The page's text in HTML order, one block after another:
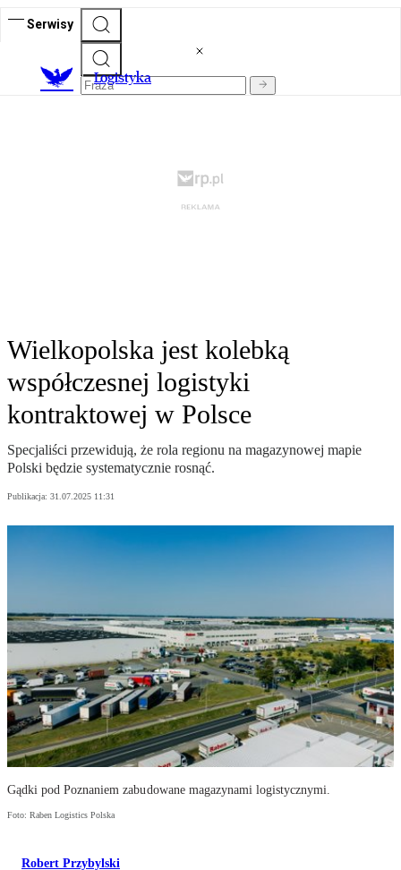
Serwisy
Logistyka
Wielkopolska jest kolebką
współczesnej logistyki
kontraktowej w Polsce
Specjaliści przewidują, że rola regionu na magazynowej mapie
Polski będzie systematycznie rosnąć.
Publikacja: 31.07.2025 11:31
Gądki pod Poznaniem zabudowane magazynami logistycznymi.
Foto: Raben Logistics Polska
Robert Przybylski